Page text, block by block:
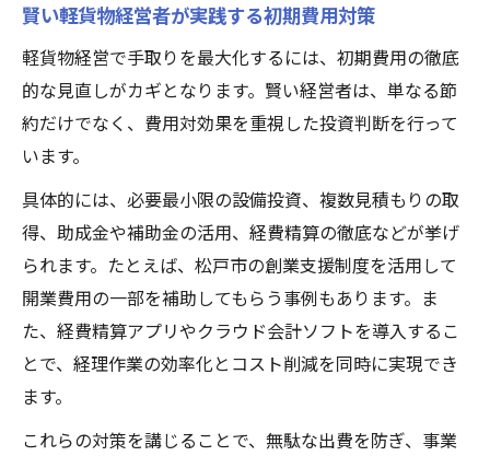
賢い軽貨物経営者が実践する初期費用対策
軽貨物経営で手取りを最大化するには、初期費用の徹底
的な見直しがカギとなります。賢い経営者は、単なる節
約だけでなく、費用対効果を重視した投資判断を行って
います。
具体的には、必要最小限の設備投資、複数見積もりの取
得、助成金や補助金の活用、経費精算の徹底などが挙げ
られます。たとえば、松戸市の創業支援制度を活用して
開業費用の一部を補助してもらう事例もあります。ま
た、経費精算アプリやクラウド会計ソフトを導入するこ
とで、経理作業の効率化とコスト削減を同時に実現でき
ます。
これらの対策を講じることで、無駄な出費を防ぎ、事業